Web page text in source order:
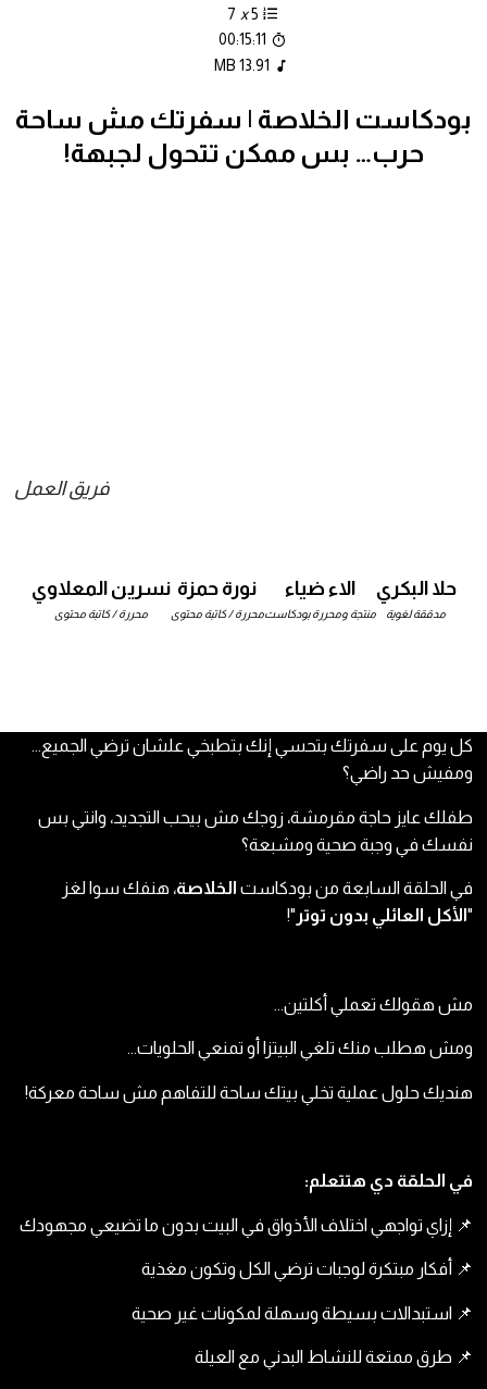
5
x
7
00:15:11
13.91 MB
بودكاست الخلاصة | سفرتك مش ساحة
حرب… بس ممكن تتحول لجبهة!
فريق العمل
حلا البكري
مدققة لغوية
الاء ضياء
منتجة ومحررة بودكاست
نورة حمزة
محررة / كاتبة محتوى
نسرين المعلاوي
محررة / كاتبة محتوى
كل يوم على سفرتك بتحسي إنك بتطبخي علشان ترضي الجميع…
ومفيش حد راضي؟
طفلك عايز حاجة مقرمشة، زوجك مش بيحب التجديد، وانتي بس
نفسك في وجبة صحية ومشبعة؟
في الحلقة السابعة من بودكاست الخلاصة، هنفك سوا لغز
" الأكل العائلي بدون توتر "!
مش هقولك تعملي أكلتين…
ومش هطلب منك تلغي البيتزا أو تمنعي الحلويات…
هنديك حلول عملية تخلي بيتك ساحة للتفاهم مش ساحة معركة!
في الحلقة دي هتتعلم:
📌 إزاي تواجهي اختلاف الأذواق في البيت بدون ما تضيعي مجهودك
📌 أفكار مبتكرة لوجبات ترضي الكل وتكون مغذية
📌 استبدالات بسيطة وسهلة لمكونات غير صحية
📌 طرق ممتعة للنشاط البدني مع العيلة